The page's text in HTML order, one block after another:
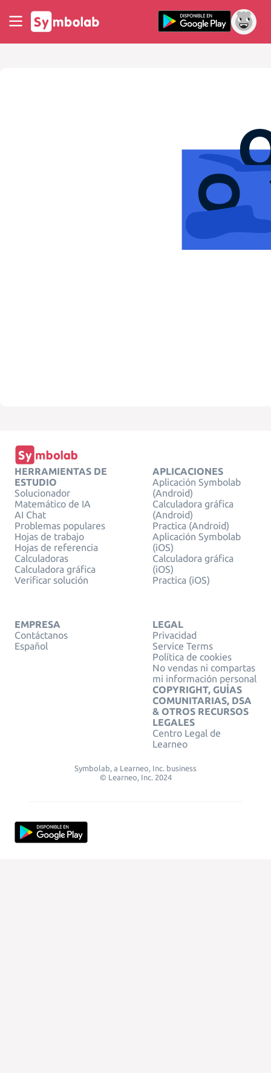
HERRAMIENTAS DE
ESTUDIO
Solucionador
Matemático de IA
AI Chat
Problemas populares
Hojas de trabajo
Hojas de referencia
Calculadoras
Calculadora gráfica
Verificar solución
APLICACIONES
Aplicación Symbolab
(Android)
Calculadora gráfica
(Android)
Practica (Android)
Aplicación Symbolab
(iOS)
Calculadora gráfica
(iOS)
Practica (iOS)
EMPRESA
Contáctanos
Español
LEGAL
Privacidad
Service Terms
Política de cookies
No vendas ni compartas
mi información personal
COPYRIGHT, GUÍAS
COMUNITARIAS, DSA
& OTROS RECURSOS
LEGALES
Centro Legal de
Learneo
Symbolab, a Learneo, Inc. business
© Learneo, Inc. 2024